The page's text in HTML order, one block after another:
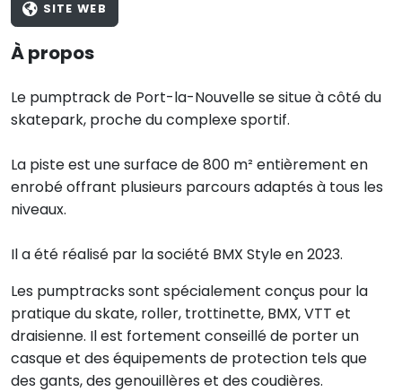
SITE WEB
À propos
Le pumptrack de Port-la-Nouvelle se situe à côté du
skatepark, proche du complexe sportif.
La piste est une surface de 800 m² entièrement en
enrobé offrant plusieurs parcours adaptés à tous les
niveaux.
Il a été réalisé par la société BMX Style en 2023.
Les pumptracks sont spécialement conçus pour la
pratique du skate, roller, trottinette, BMX, VTT et
draisienne. Il est fortement conseillé de porter un
casque et des équipements de protection tels que
des gants, des genouillères et des coudières.